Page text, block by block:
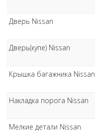
Дверь Nissan
Дверь(купе) Nissan
Крышка багажника Nissan
Накладка порога Nissan
Мелкие детали Nissan